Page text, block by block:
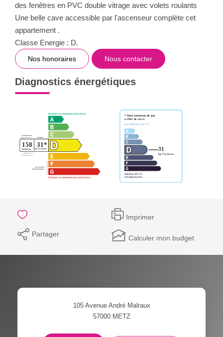
des fenêtres en PVC double vitrage avec volets roulants
Une belle cave accessible par l'ascenseur complète cet
appartement .
Classe Energie : D.
Nos honoraires Nous contacter
Diagnostics énergétiques
Imprimer
Partager Calculer mon budget
105 Avenue André Malraux
57000 METZ